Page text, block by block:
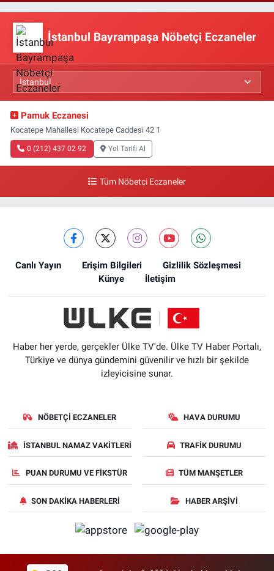
İstanbul Bayrampaşa Nöbetçi Eczaneler
Pamuk Eczanesi
Kocatepe Mahallesi Kocatepe Caddesi 42 1
0 (212) 437 02 92 Yol Tarifi Al
Tüm Nöbetçi Eczaneler
Canlı Yayın Erişim Bilgileri
Gizlilik Sözleşmesi
Künye
İletişim
Haber her yerde, gerçekler Ülke TV'de. Ülke TV Haber Portalı,
Türkiye ve dünya gündemini güvenilir ve hızlı bir şekilde
izleyicisine sunar.
NÖBETÇI ECZANELER HAVA DURUMU
İSTANBUL NAMAZ VAKITLERI TRAFIK DURUMU
PUAN DURUMU VE FIKSTÜR TÜM MANŞETLER
SON DAKIKA HABERLERI HABER ARŞIVI